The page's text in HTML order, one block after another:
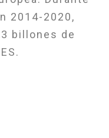
2014-2020,
billones de